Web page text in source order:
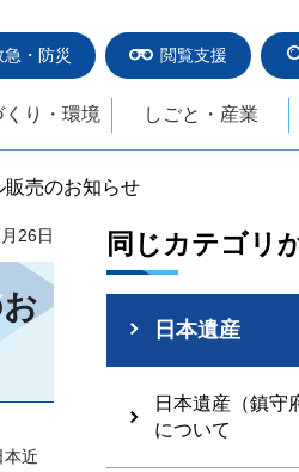
急・防災 閲覧支援
くり・環境 しごと・産業
売のお知らせ
26日
本近
同じカテゴリ
日本遺産
日本遺産（鎮守
について